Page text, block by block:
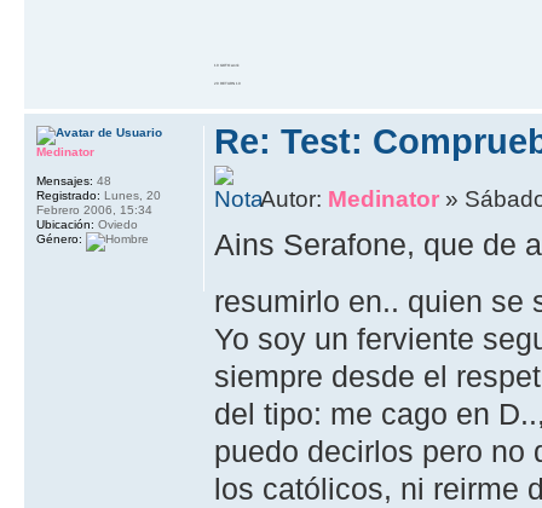
10 GOTO work
20 RETURN 10
Re: Test:
Autor: Medinator »
Ains Serafone, que de
resumirlo en.. quien se
Yo soy un ferviente
siempre desde el
del tipo: me cago en
puedo decirlos pero no
los católicos, ni reirme
Medinator
Mensajes: 48
Registrado: Lunes, 20
Febrero 2006, 15:34
Ubicación: Oviedo
Género: